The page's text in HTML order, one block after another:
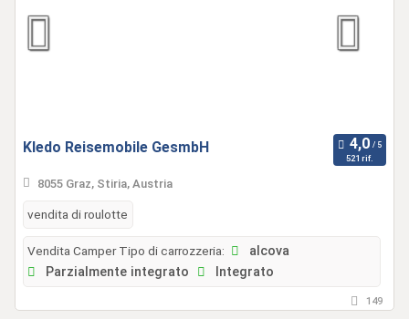
Kledo Reisemobile GesmbH
521 rif.
8055 Graz, Stiria, Austria
vendita di roulotte
Vendita Camper Tipo di carrozzeria:
alcova
Parzialmente integrato
Integrato
149